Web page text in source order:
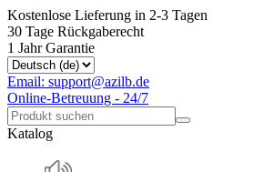
Kostenlose Lieferung in 2-3 Tagen
30 Tage Rückgaberecht
1 Jahr Garantie
Email: support@azilb.de
Online-Betreuung - 24/7
Katalog